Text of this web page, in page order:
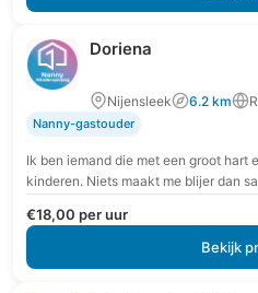
Doriena
Nijensleek 6.2 km
Nanny-gastouder
Ik ben iemand die met een groot hart
kinderen. Niets maakt me blijer dan
€18,00 per uur
Bekijk